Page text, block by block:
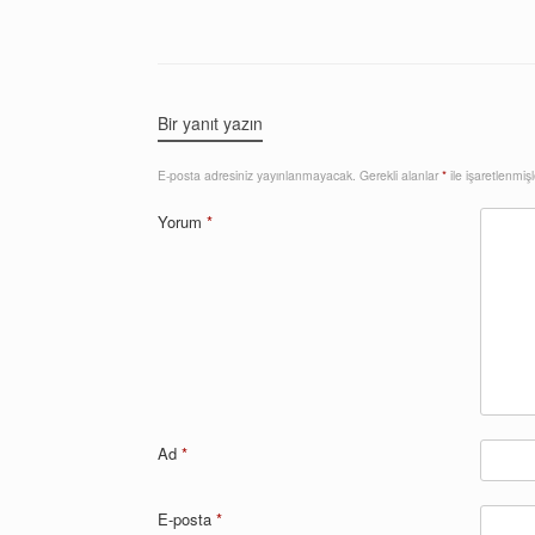
Bir yanıt yazın
E-posta adresiniz yayınlanmayacak. Gerekli alanlar* ile
Yorum *
Ad *
E-posta *